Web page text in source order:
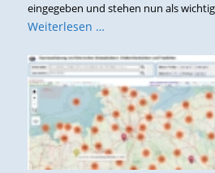
eingegeben und stehen nun als
Weiterlesen …